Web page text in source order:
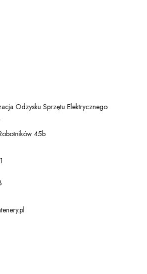
Odzysku Sprzętu Elektrycznego
45b